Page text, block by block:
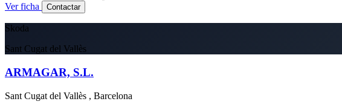
Ver ficha
Contactar
Skoda
Sant Cugat del Vallès
ARMAGAR, S.L.
Sant Cugat del Vallès , Barcelona